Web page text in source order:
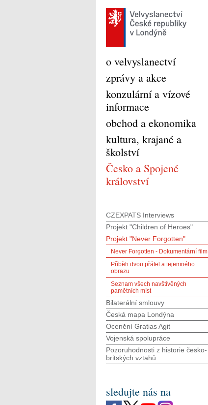
o velvyslanectví
zprávy a akce
konzulární a vízové
informace
obchod a ekonomika
kultura, krajané a
školství
Česko a Spojené
království
CZEXPATS Interviews
Projekt "Children of Heroes"
Projekt "Never Forgotten"
Never Forgotten - Dokumentární film
Příběh dvou přátel a tejemného
obrazu
Seznam všech navštívěných
pamětních míst
Bilaterální smlouvy
Česká mapa Londýna
Ocenění Gratias Agit
Vojenská spolupráce
Pozoruhodnosti z historie česko-
britských vztahů
sledujte nás na